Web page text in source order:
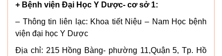
+ Bệnh viện Đại Học Y Dược- cơ sở 1:
– Thông tin liên lạc: Khoa tiết Niệu – Nam Học bệnh
viện đại học Y Dược
Địa chỉ: 215 Hồng Bàng- phường 11,Quận 5, Tp. Hồ